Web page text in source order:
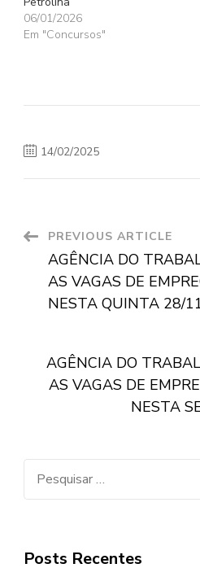
06/01/2026
Em "Concursos"
14/02/2025
Post
Navigation
PREVIOUS ARTICLE
AGÊNCIA DO
AS VAGAS DE
NESTA QUINTA 28/
AGÊNCIA DO
AS VAGAS DE
NESTA
Posts Recentes